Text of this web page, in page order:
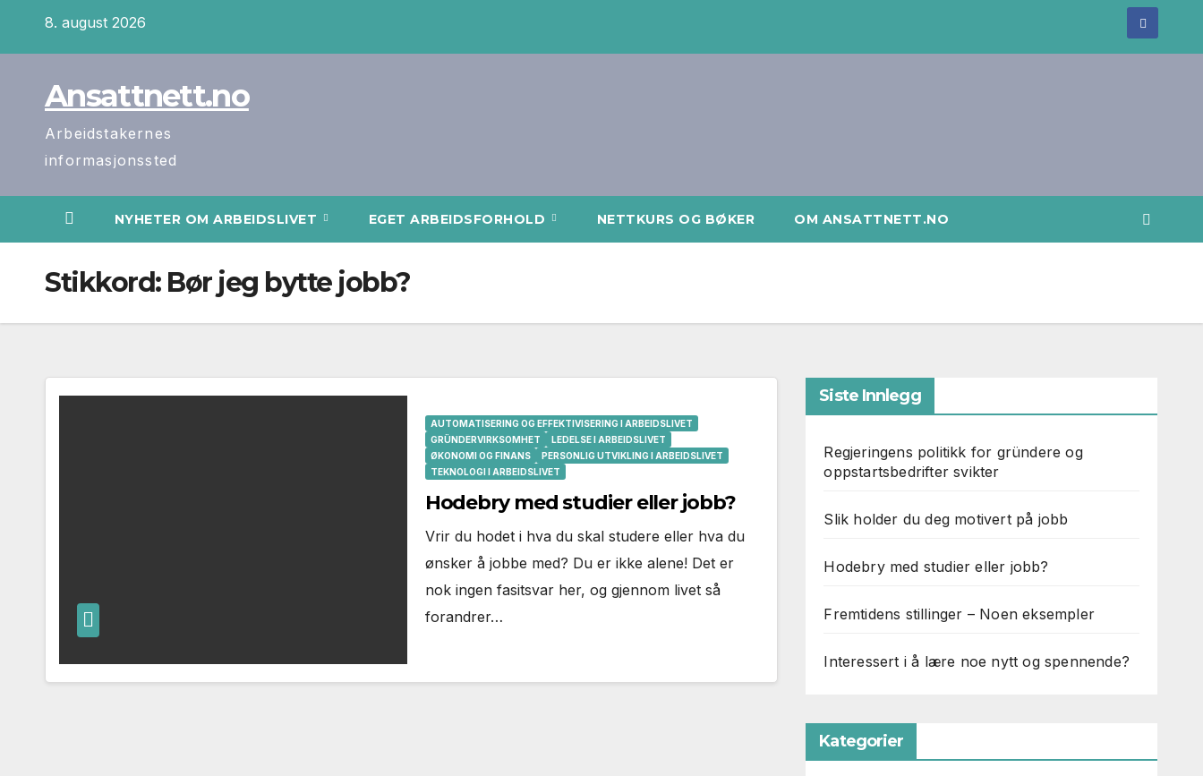
8. august 2026
Ansattnett.no
Arbeidstakernes
informasjonssted
NYHETER OM ARBEIDSLIVET EGET ARBEIDSFORHOLD NETTKURS OG BØKER OM ANSATTNETT.NO
Stikkord: Bør jeg bytte jobb?
AUTOMATISERING OG EFFEKTIVISERING I ARBEIDSLIVET
GRÜNDERVIRKSOMHET
LEDELSE I ARBEIDSLIVET
ØKONOMI OG FINANS
PERSONLIG UTVIKLING I ARBEIDSLIVET
TEKNOLOGI I ARBEIDSLIVET
Hodebry med studier eller jobb?
Vrir du hodet i hva du skal studere eller hva du
ønsker å jobbe med? Du er ikke alene! Det er
nok ingen fasitsvar her, og gjennom livet så
forandrer…
Siste Innlegg
Regjeringens politikk for gründere og
oppstartsbedrifter svikter
Slik holder du deg motivert på jobb
Hodebry med studier eller jobb?
Fremtidens stillinger – Noen eksempler
Interessert i å lære noe nytt og spennende?
Kategorier